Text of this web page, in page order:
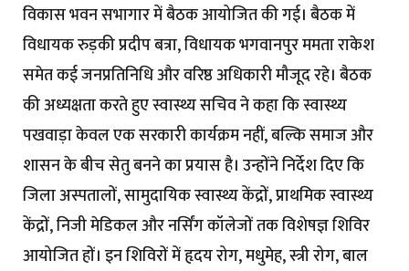
विकास भवन सभागार में बैठक आयोजित की गई। बैठक में
विधायक रुड़की प्रदीप बत्रा, विधायक भगवानपुर ममता राकेश
समेत कई जनप्रतिनिधि और वरिष्ठ अधिकारी मौजूद रहे। बैठक
की अध्यक्षता करते हुए स्वास्थ्य सचिव ने कहा कि स्वास्थ्य
पखवाड़ा केवल एक सरकारी कार्यक्रम नहीं, बल्कि समाज और
शासन के बीच सेतु बनने का प्रयास है। उन्होंने निर्देश दिए कि
जिला अस्पतालों, सामुदायिक स्वास्थ्य केंद्रों, प्राथमिक स्वास्थ्य
केंद्रों, निजी मेडिकल और नर्सिंग कॉलेजों तक विशेषज्ञ शिविर
आयोजित हों। इन शिविरों में हृदय रोग, मधुमेह, स्त्री रोग, बाल